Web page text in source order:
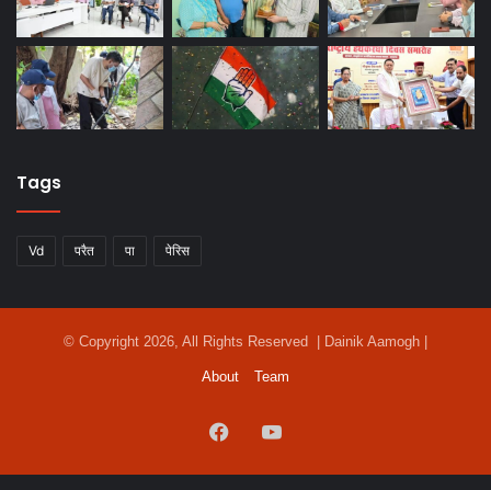
Tags
Vd परैत पा पेरिस
© Copyright 2026, All Rights Reserved | Dainik Aamogh |
About Team
Facebook